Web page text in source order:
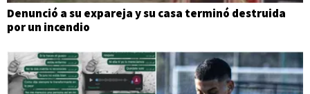
Denunció a su expareja y su casa terminó destruida
por un incendio